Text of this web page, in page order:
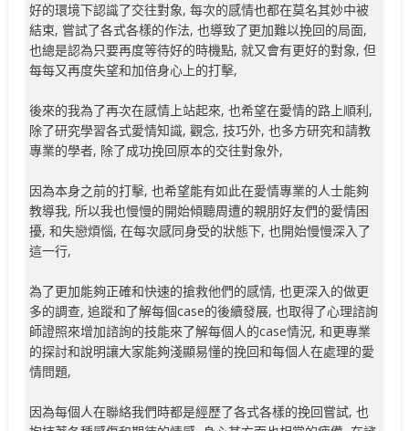
好的環境下認識了交往對象, 每次的感情也都在莫名其妙中被
結束, 嘗試了各式各樣的作法, 也導致了更加難以挽回的局面,
也總是認為只要再度等待好的時機點, 就又會有更好的對象, 但
每每又再度失望和加倍身心上的打擊,
後來的我為了再次在感情上站起來, 也希望在愛情的路上順利,
除了研究學習各式愛情知識, 觀念, 技巧外, 也多方研究和請教
專業的學者, 除了成功挽回原本的交往對象外,
因為本身之前的打擊, 也希望能有如此在愛情專業的人士能夠
教導我, 所以我也慢慢的開始傾聽周遭的親朋好友們的愛情困
擾, 和失戀煩惱, 在每次感同身受的狀態下, 也開始慢慢深入了
這一行,
為了更加能夠正確和快速的搶救他們的感情, 也更深入的做更
多的調查, 追蹤和了解每個case的後續發展, 也取得了心理諮詢
師證照來增加諮詢的技能來了解每個人的case情況, 和更專業
的探討和說明讓大家能夠淺顯易懂的挽回和每個人在處理的愛
情問題,
因為每個人在聯絡我們時都是經歷了各式各樣的挽回嘗試, 也